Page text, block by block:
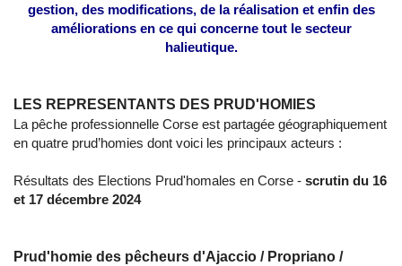
gestion, des modifications, de la réalisation et enfin des
améliorations en ce qui concerne tout le secteur
halieutique.
LES REPRESENTANTS DES PRUD'HOMIES
La pêche professionnelle Corse est partagée géographiquement
en quatre prud’homies dont voici les principaux acteurs :
Résultats des Elections Prud'homales en Corse - scrutin du 16
et 17 décembre 2024
Prud'homie des pêcheurs d'Ajaccio / Propriano /